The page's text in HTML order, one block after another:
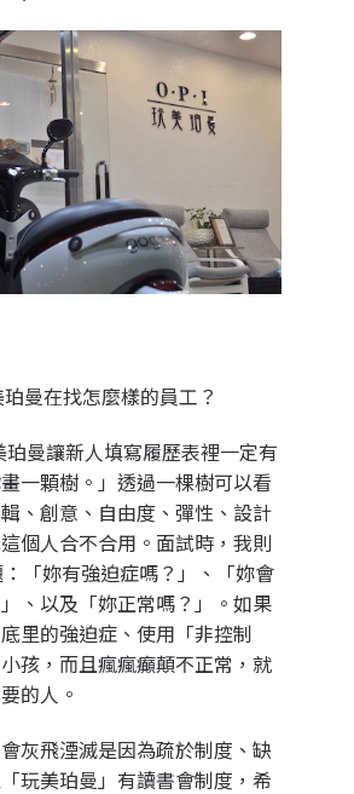
曼在找怎麼樣的員工？
珀曼讓新人填寫履歷表裡一定有
一顆樹。 」透過一棵樹可以看
、創意、自由度、彈性、設計
個人合不合用。面試時，我則
「妳有強迫症嗎？」、「妳會
、以及「妳正常嗎？」。如果
里的強迫症、使用「非控制
孩，而且瘋瘋癲顛不正常，就
的人。
灰飛湮滅是因為疏於制度、缺
玩美珀曼」有讀書會制度，希